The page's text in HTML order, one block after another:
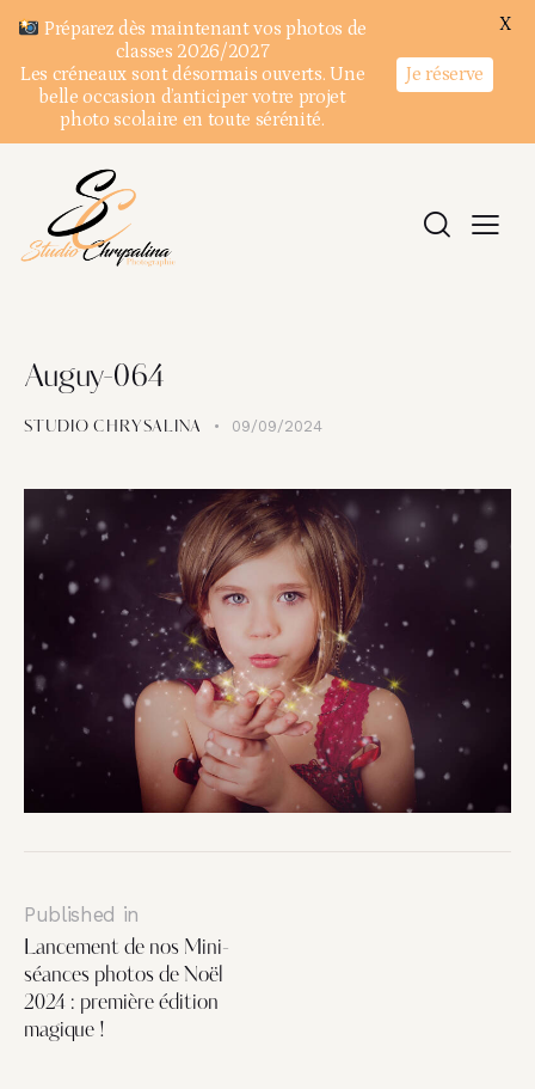
Auguy-064
STUDIO CHRYSALINA 09/09/2024
Published in
Lancement de nos Mini-
séances photos de Noël
2024 : première édition
magique !
Préparez dès maintenant vos photos de
classes 2026/2027
Les créneaux sont désormais ouverts. Une
belle occasion d’anticiper votre projet
photo scolaire en toute sérénité.
Je réserve
X